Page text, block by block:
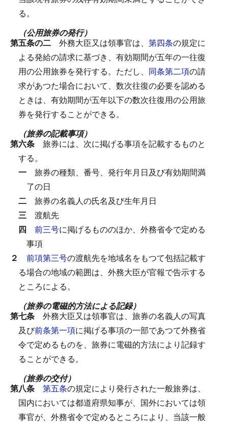
る。
（公用旅券の発行）
第五条の二 外務大臣又は領事官は、 第四条の規定に
よる発給の請求に基づき、有効期間が五年の一往復
用の公用旅券を発行する。 ただし、 同条第二項の請
求があつた場合において、数次往復の必要を認める
ときは、有効期間が五年以下の数次往復用の公用旅
券を発行することができる。
（旅券の記載事項）
第六条 旅券には、次に掲げる事項を記載するものと
する。
一 旅券の種類、番号、発行年月日及び有効期間満
了の日
二 旅券の名義人の氏名及び生年月日
三 渡航先
四 前三号に掲げるもののほか、外務省令で定める
事項
２ 前項第三号の渡航先を地域名をもつて包括記載す
る場合の地域の範囲は、外務大臣が官報で告示する
ところによる。
（旅券の電磁的方法による記録）
第七条 外務大臣又は領事官は、旅券の名義人の写真
及び前条第一項に掲げる事項の一部であつて外務省
令で定めるものを、旅券に電磁的方法により記録す
ることができる。
（旅券の交付）
第八条 第五条の規定により発行された一般旅券は、
国内においては都道府県知事が、国外においては領
事官が、外務省令で定めるところにより、当該一般